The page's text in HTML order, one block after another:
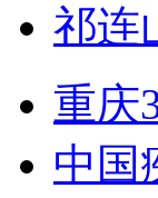
祁连
重庆
中国